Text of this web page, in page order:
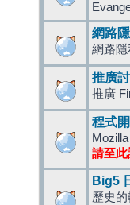
網路
網路
推廣
推廣
程式
請至此
Big5
歷史